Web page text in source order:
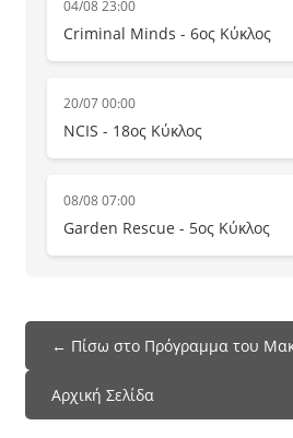
04/08 23:00
Criminal Minds - 6ος Κύκλος
20/07 00:00
NCIS - 18ος Κύκλος
08/08 07:00
Garden Rescue - 5ος Κύκλος
← Πίσω στο Πρόγραμμα του
Αρχική Σελίδα